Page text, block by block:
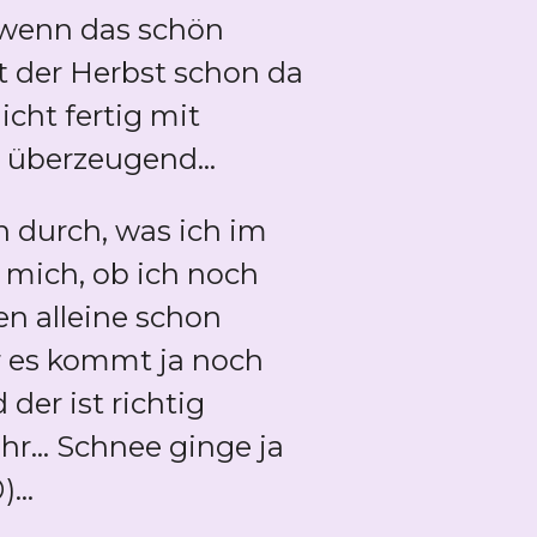
das schön
Herbst schon da
fertig mit
durch, was ich im
ob ich noch
alleine schon
kommt ja noch
der ist richtig
Schnee ginge ja